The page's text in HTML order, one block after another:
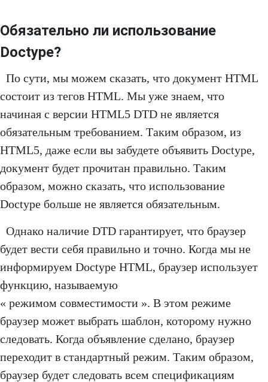
Обязательно ли использование
Doctype?
По сути, мы можем сказать, что документ HTML
состоит из тегов HTML. Мы уже знаем, что
начиная с версии HTML5 DTD не является
обязательным требованием. Таким образом, из
HTML5, даже если вы забудете объявить Doctype,
документ будет прочитан правильно. Таким
образом, можно сказать, что использование
Doctype больше не является обязательным.
Однако наличие DTD гарантирует, что браузер
будет вести себя правильно и точно. Когда мы не
информируем Doctype HTML, браузер использует
функцию, называемую
« режимом совместимости ». В этом режиме
браузер может выбрать шаблон, которому нужно
следовать. Когда объявление сделано, браузер
переходит в стандартный режим. Таким образом,
браузер будет следовать всем спецификациям